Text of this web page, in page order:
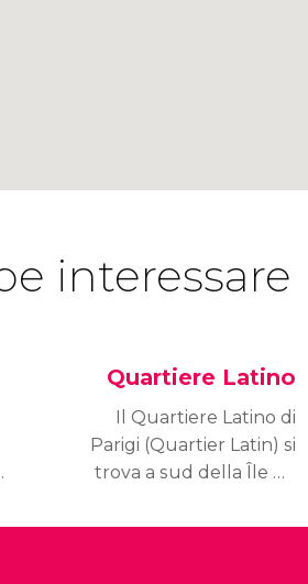
interessare
Quartiere Latino
Il Quartiere Latino di
Parigi (Quartier Latin) si
trova a sud della Île de
zone più frequentate